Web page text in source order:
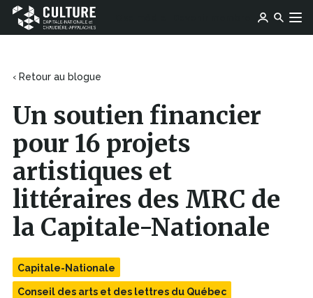
Aller au contenu
Culture
Capitale-
Chaudière-
fenêtre
‹ Retour au blogue
Un soutien financier
pour 16 projets
artistiques et
littéraires des MRC de
la Capitale-Nationale
Capitale-Nationale
Conseil des arts et des lettres du Québec